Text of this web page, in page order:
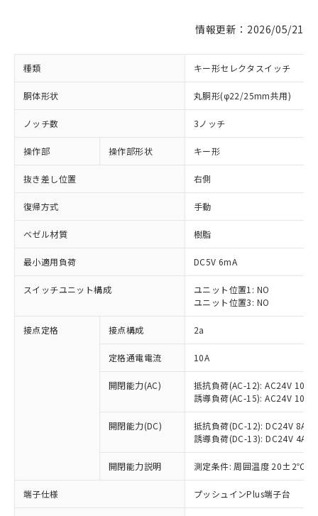
情報更新：2026/05/21
種類 キー形セレクタスイッチ
胴体形状 丸胴形(φ22/25mm共用)
ノッチ数 3ノッチ
操作部 操作部形状 キー形
抜き差し位置 右側
復帰方式 手動
ベゼル材質 樹脂
最小適用負荷 DC5V 6mA
スイッチユニット構成
ユニット位置1: NO
ユニット位置3: NO
接点定格 接点構成 2a
定格通電電流 10A
開閉能力(AC)
抵抗負荷(AC-12): AC24V 10A/
誘導負荷(AC-15): AC24V
開閉能力(DC)
抵抗負荷(DC-12): DC24V 8A/
誘導負荷(DC-13): DC24V 4A/
開閉能力説明 測定条件: 周囲温度 20±2℃、
端子仕様 プッシュインPlus端子台
ご利用条件
以下の条件をお読みいただき、同意のうえ
対応済み：EU RoHS指令（10物質）の
非含有に対応した製品が提供可能な商品で
対応予定：EU RoHS指令（10物質）の非含
有に対応した製品に切り替える予定のある
対応予定なし：EU RoHS指令（10物質）の
非含有に非対応の商品で、対応品を出す予